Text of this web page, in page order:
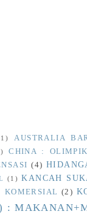
AUSTRALIA
CHINA : OLIMPIK
(4)
(1) KANCAH
KOMERSIAL (2)
: